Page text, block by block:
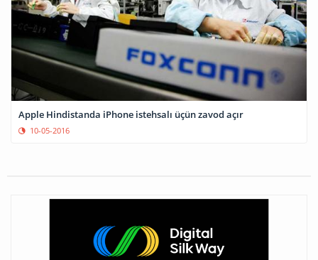
Apple Hindistanda iPhone istehsalı üçün zavod açır
10-05-2016